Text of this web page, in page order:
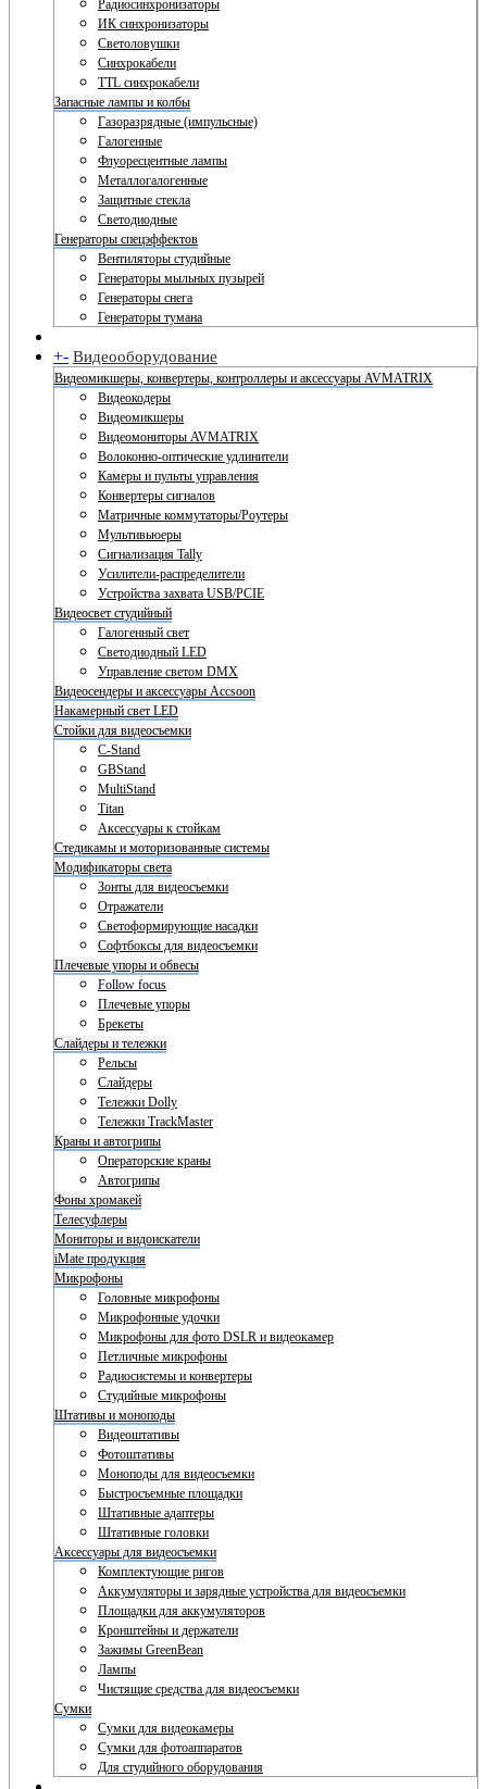
Радиосинхронизаторы
ИК синхронизаторы
Светоловушки
Синхрокабели
TTL синхрокабели
Запасные лампы и колбы
Газоразрядные (импульсные)
Галогенные
Флуоресцентные лампы
Металлогалогенные
Защитные стекла
Светодиодные
Генераторы спецэффектов
Вентиляторы студийные
Генераторы мыльных пузырей
Генераторы снега
Генераторы тумана
+- Видеооборудование
Видеомикшеры, конвертеры, контроллеры и аксессуары AVMATRIX
Видеокодеры
Видеомикшеры
Видеомониторы AVMATRIX
Волоконно-оптические удлинители
Камеры и пульты управления
Конвертеры сигналов
Матричные коммутаторы/Роутеры
Мультивьюеры
Сигнализация Tally
Усилители-распределители
Устройства захвата USB/PCIE
Видеосвет студийный
Галогенный свет
Светодиодный LED
Управление светом DMX
Видеосендеры и аксессуары Accsoon
Накамерный свет LED
Стойки для видеосъемки
C-Stand
GBStand
MultiStand
Titan
Аксессуары к стойкам
Стедикамы и моторизованные системы
Модификаторы света
Зонты для видеосъемки
Отражатели
Светоформирующие насадки
Софтбоксы для видеосъемки
Плечевые упоры и обвесы
Follow focus
Плечевые упоры
Брекеты
Слайдеры и тележки
Рельсы
Слайдеры
Тележки Dolly
Тележки TrackMaster
Краны и автогрипы
Операторские краны
Автогрипы
Фоны хромакей
Телесуфлеры
Мониторы и видоискатели
iMate продукция
Микрофоны
Головные микрофоны
Микрофонные удочки
Микрофоны для фото DSLR и видеокамер
Петличные микрофоны
Радиосистемы и конвертеры
Студийные микрофоны
Штативы и моноподы
Видеоштативы
Фотоштативы
Моноподы для видеосъемки
Быстросъемные площадки
Штативные адаптеры
Штативные головки
Аксессуары для видеосъемки
Комплектующие ригов
Аккумуляторы и зарядные устройства для видеосъемки
Площадки для аккумуляторов
Кронштейны и держатели
Зажимы GreenBean
Лампы
Чистящие средства для видеосъемки
Сумки
Сумки для видеокамеры
Сумки для фотоаппаратов
Для студийного оборудования